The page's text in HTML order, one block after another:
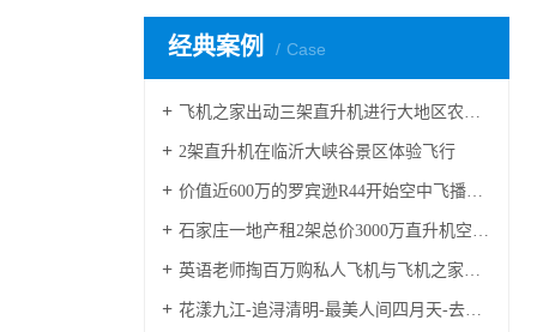
经典案例 Case
飞机之家出动三架直升机进行大地区农喷作业
2架直升机在临沂大峡谷景区体验飞行
价值近600万的罗宾逊R44开始空中飞播造林
石家庄一地产租2架总价3000万直升机空中看房
英语老师掏百万购私人飞机与飞机之家开展直升机租赁业务
花漾九江-追浔清明-最美人间四月天-去庐山西海踏青去